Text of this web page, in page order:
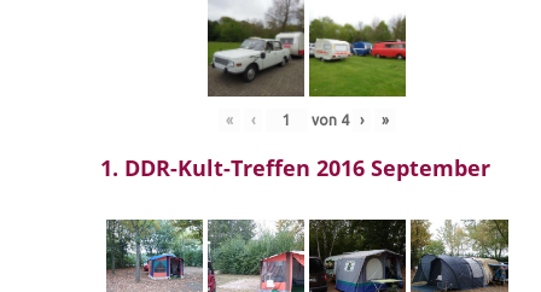
« ‹ von 4 › »
1. DDR-Kult-Treffen 2016 September